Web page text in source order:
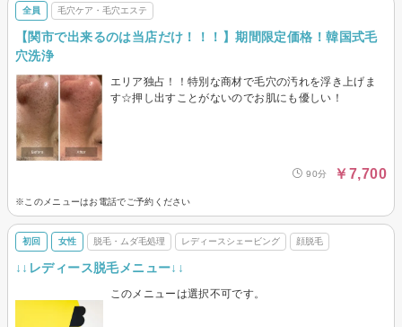
全員 毛穴ケア・毛穴エステ
【関市で出来るのは当店だけ！！！】期間限定価格！韓国式毛
穴洗浄
エリア独占！！特別な商材で毛穴の汚れを浮き上げま
す☆押し出すことがないのでお肌にも優しい！
90分 ￥7,700
※このメニューはお電話でご予約ください
初回 女性 脱毛・ムダ毛処理 レディースシェービング 顔脱毛
↓↓レディース脱毛メニュー↓↓
このメニューは選択不可です。